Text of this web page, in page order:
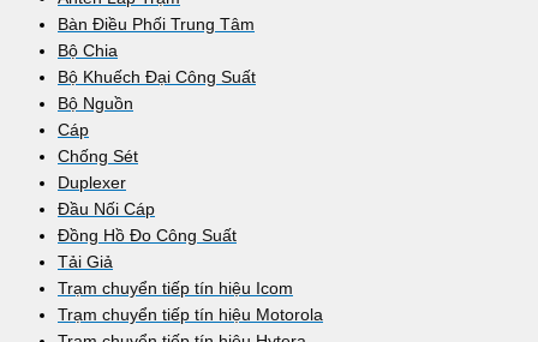
Bàn Điều Phối Trung Tâm
Bộ Chia
Bộ Khuếch Đại Công Suất
Bộ Nguồn
Cáp
Chống Sét
Duplexer
Đầu Nối Cáp
Đồng Hồ Đo Công Suất
Tải Giả
Trạm chuyển tiếp tín hiệu Icom
Trạm chuyển tiếp tín hiệu Motorola